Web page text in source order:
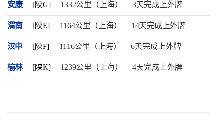
安康 [陕G] 1332公里（上海） 3天完成上外牌
渭南 [陕E] 1164公里（上海） 14天完成上外牌
汉中 [陕F] 1116公里（上海） 6天完成上外牌
榆林 [陕K] 1239公里（上海） 4天完成上外牌